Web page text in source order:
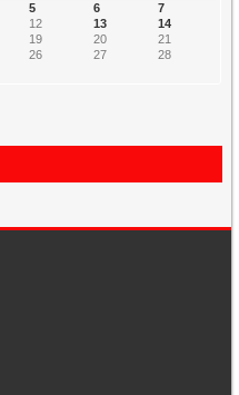
5 6
7
12 13
14
19 20
21
26 27
28